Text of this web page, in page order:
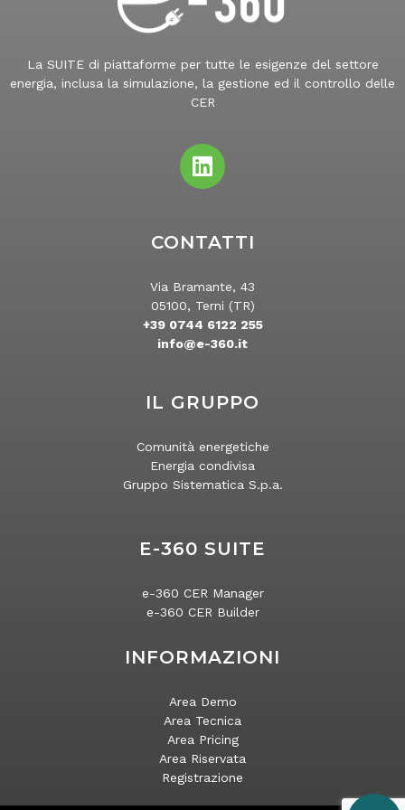
La SUITE di piattaforme per tutte le esigenze del settore
energia, inclusa la simulazione, la gestione ed il controllo delle
CER
CONTATTI
Via Bramante, 43
05100, Terni (TR)
+39 0744 6122 255
info@e-360.it
IL GRUPPO
Comunità energetiche
Energia condivisa
Gruppo Sistematica S.p.a.
E-360 SUITE
e-360 CER Manager
e-360 CER Builder
INFORMAZIONI
Area Demo
Area Tecnica
Area Pricing
Area Riservata
Registrazione